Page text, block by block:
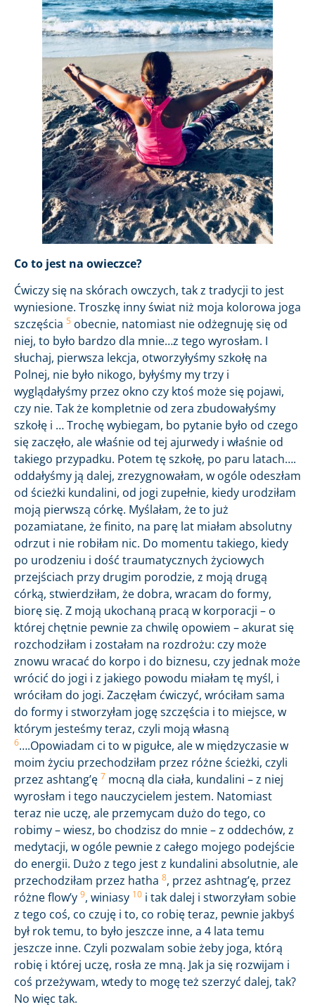
Co to jest na owieczce?
Ćwiczy się na skórach owczych, tak z tradycji to jest
wyniesione. Troszkę inny świat niż moja kolorowa joga
szczęścia 5 obecnie, natomiast nie odżegnuję się od
niej, to było bardzo dla mnie…z tego wyrosłam. I
słuchaj, pierwsza lekcja, otworzyłyśmy szkołę na
Polnej, nie było nikogo, byłyśmy my trzy i
wyglądałyśmy przez okno czy ktoś może się pojawi,
czy nie. Tak że kompletnie od zera zbudowałyśmy
szkołę i … Trochę wybiegam, bo pytanie było od czego
się zaczęło, ale właśnie od tej ajurwedy i właśnie od
takiego przypadku. Potem tę szkołę, po paru latach….
oddałyśmy ją dalej, zrezygnowałam, w ogóle odeszłam
od ścieżki kundalini, od jogi zupełnie, kiedy urodziłam
moją pierwszą córkę. Myślałam, że to już
pozamiatane, że finito, na parę lat miałam absolutny
odrzut i nie robiłam nic. Do momentu takiego, kiedy
po urodzeniu i dość traumatycznych życiowych
przejściach przy drugim porodzie, z moją drugą
córką, stwierdziłam, że dobra, wracam do formy,
biorę się. Z moją ukochaną pracą w korporacji – o
której chętnie pewnie za chwilę opowiem – akurat się
rozchodziłam i zostałam na rozdrożu: czy może
znowu wracać do korpo i do biznesu, czy jednak może
wrócić do jogi i z jakiego powodu miałam tę myśl, i
wróciłam do jogi. Zaczęłam ćwiczyć, wróciłam sama
do formy i stworzyłam jogę szczęścia i to miejsce, w
którym jesteśmy teraz, czyli moją własną
6….Opowiadam ci to w pigułce, ale w międzyczasie w
moim życiu przechodziłam przez różne ścieżki, czyli
przez ashtang’ę 7 mocną dla ciała, kundalini – z niej
wyrosłam i tego nauczycielem jestem. Natomiast
teraz nie uczę, ale przemycam dużo do tego, co
robimy – wiesz, bo chodzisz do mnie – z oddechów, z
medytacji, w ogóle pewnie z całego mojego podejście
do energii. Dużo z tego jest z kundalini absolutnie, ale
przechodziłam przez hatha 8, przez ashtnag’ę, przez
różne flow’y 9, winiasy 10 i tak dalej i stworzyłam sobie
z tego coś, co czuję i to, co robię teraz, pewnie jakbyś
był rok temu, to było jeszcze inne, a 4 lata temu
jeszcze inne. Czyli pozwalam sobie żeby joga, którą
robię i której uczę, rosła ze mną. Jak ja się rozwijam i
coś przeżywam, wtedy to mogę też szerzyć dalej, tak?
No więc tak.